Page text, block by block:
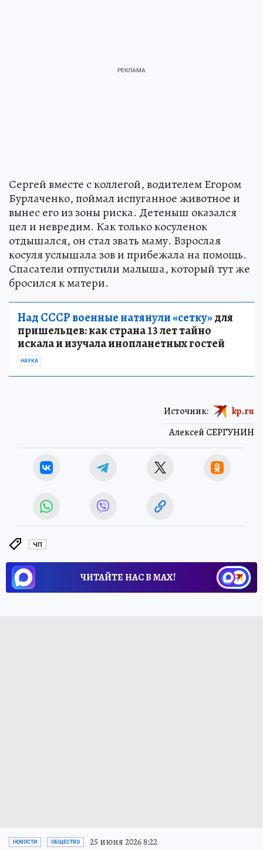
Сергей вместе с коллегой, водителем Егором
Бурлаченко, поймал испуганное животное и
вынес его из зоны риска. Детеныш оказался
цел и невредим. Как только косуленок
отдышался, он стал звать маму. Взрослая
косуля услышала зов и прибежала на помощь.
Спасатели отпустили малыша, который тут же
бросился к матери.
Над СССР военные натянули «сетку»для
пришельцев: как страна 13 лет тайно
искала и изучала инопланетных гостей
НАУКА
Алексей СЕРГУНИН
Источник: kp.ru
ЧП
ЧИТАЙТЕ НАС В МАХ!
НОВОСТИ ОБЩЕСТВО 25 июня 2026 8:22